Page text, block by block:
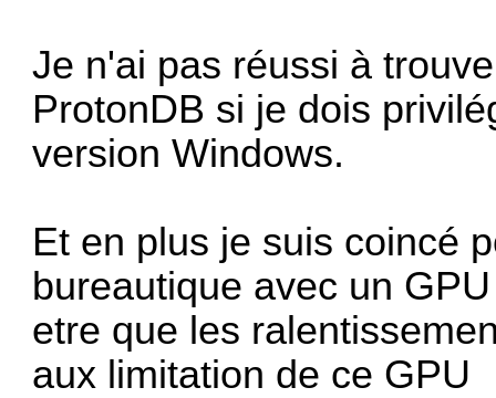
Je n'ai pas réussi à
ProtonDB si je dois
version Windows.
Et en plus je suis coincé
bureautique avec un
etre que les
aux limitation de ce GPU